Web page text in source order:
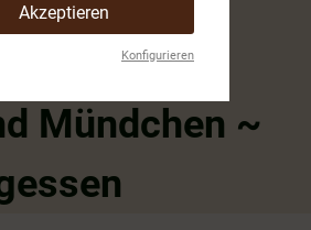
Grillen~
Mündchen ~
Akzeptieren
Konfigurieren